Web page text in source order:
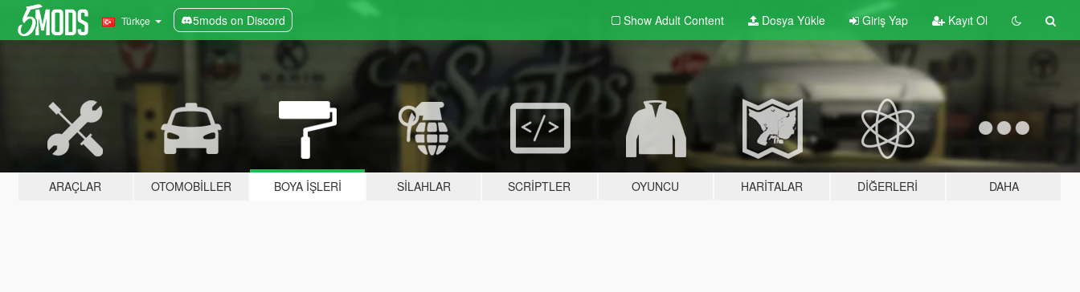
Türkçe 5mods on Discord Show Adult Content Dosya Yükle Giriş Yap Kayıt Ol
ARAÇLAR OTOMOBILLER BOYA İŞLERI SILAHLAR SCRIPTLER OYUNCU HARITALAR DIĞERLERI DAHA